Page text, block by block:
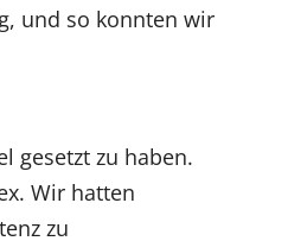
und so konnten wir
gesetzt zu haben.
Wir hatten
zu